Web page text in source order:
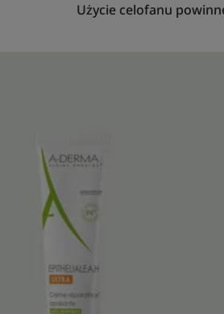
Użycie celofanu